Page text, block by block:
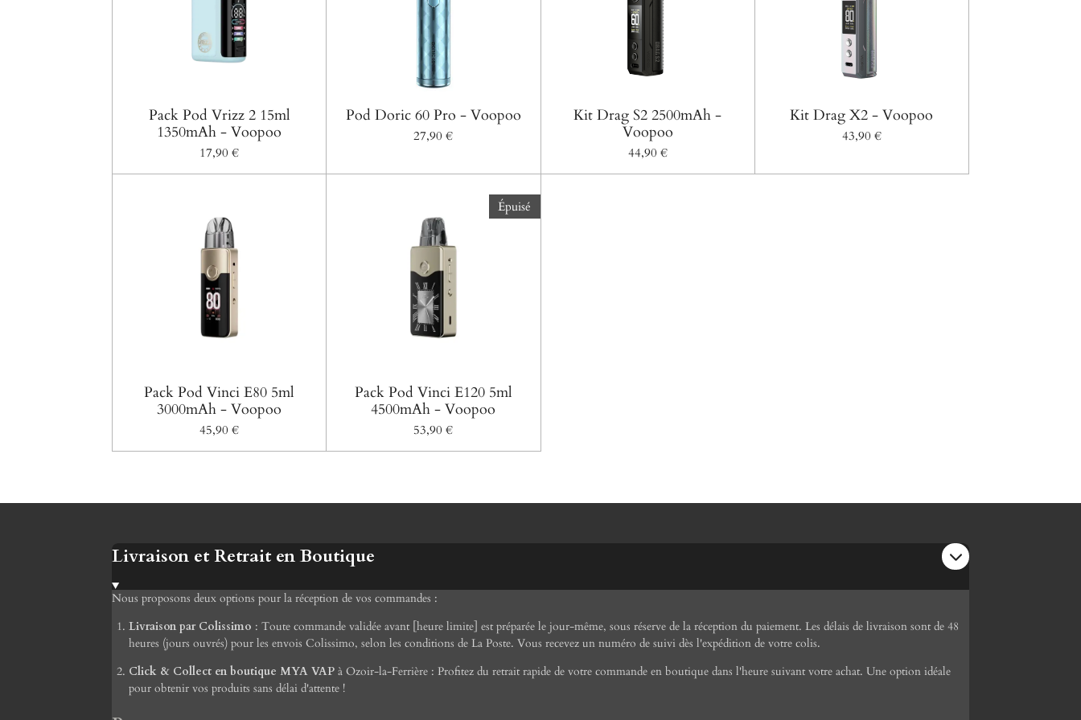
Pack Pod Vrizz 2 15ml
1350mAh - Voopoo
17,90 €
Pod Doric 60 Pro - Voopoo
27,90 €
Kit Drag S2 2500mAh -
Voopoo
44,90 €
Kit Drag X2 - Voopoo
43,90 €
Pack Pod Vinci E80 5ml
3000mAh - Voopoo
45,90 €
Épuisé
Pack Pod Vinci E120 5ml
4500mAh - Voopoo
53,90 €
Livraison et Retrait en Boutique
Nous proposons deux options pour la réception de vos commandes :
Livraison par Colissimo : Toute commande validée avant [heure limite] est préparée le jour-même, sous réserve de la réception du paiement. Les délais de livraison sont de 48
heures (jours ouvrés) pour les envois Colissimo, selon les conditions de La Poste. Vous recevez un numéro de suivi dès l'expédition de votre colis.
Click & Collect en boutique MYA VAP à Ozoir-la-Ferrière : Profitez du retrait rapide de votre commande en boutique dans l'heure suivant votre achat. Une option idéale
pour obtenir vos produits sans délai d'attente !